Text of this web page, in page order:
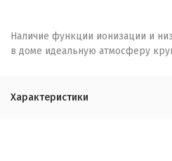
Наличие функции ионизации и
в доме идеальную атмосферу
Характеристики